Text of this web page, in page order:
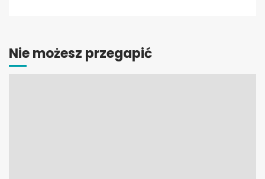
Nie możesz przegapić